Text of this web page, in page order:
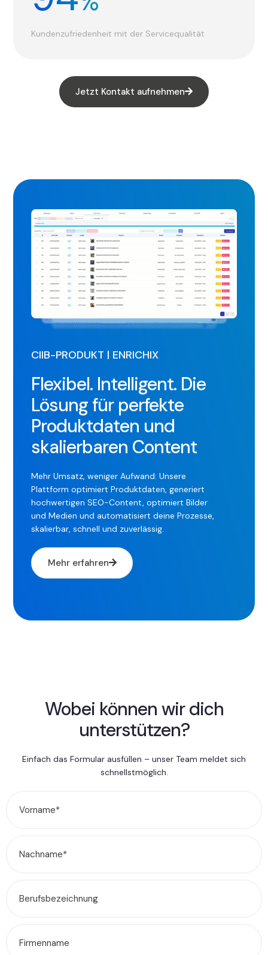
Kundenzufriedenheit mit der Servicequalität
Jetzt Kontakt aufnehmen
CIIB-PRODUKT | ENRICHIX
Flexibel. Intelligent. Die
Lösung für perfekte
Produktdaten und
skalierbaren Content
Mehr Umsatz, weniger Aufwand: Unsere
Plattform optimiert Produktdaten, generiert
hochwertigen SEO-Content, optimiert Bilder
und Medien und automatisiert deine Prozesse,
skalierbar, schnell und zuverlässig.
Mehr erfahren
Wobei können wir dich
unterstützen?
Einfach das Formular ausfüllen – unser Team meldet sich
schnellstmöglich.